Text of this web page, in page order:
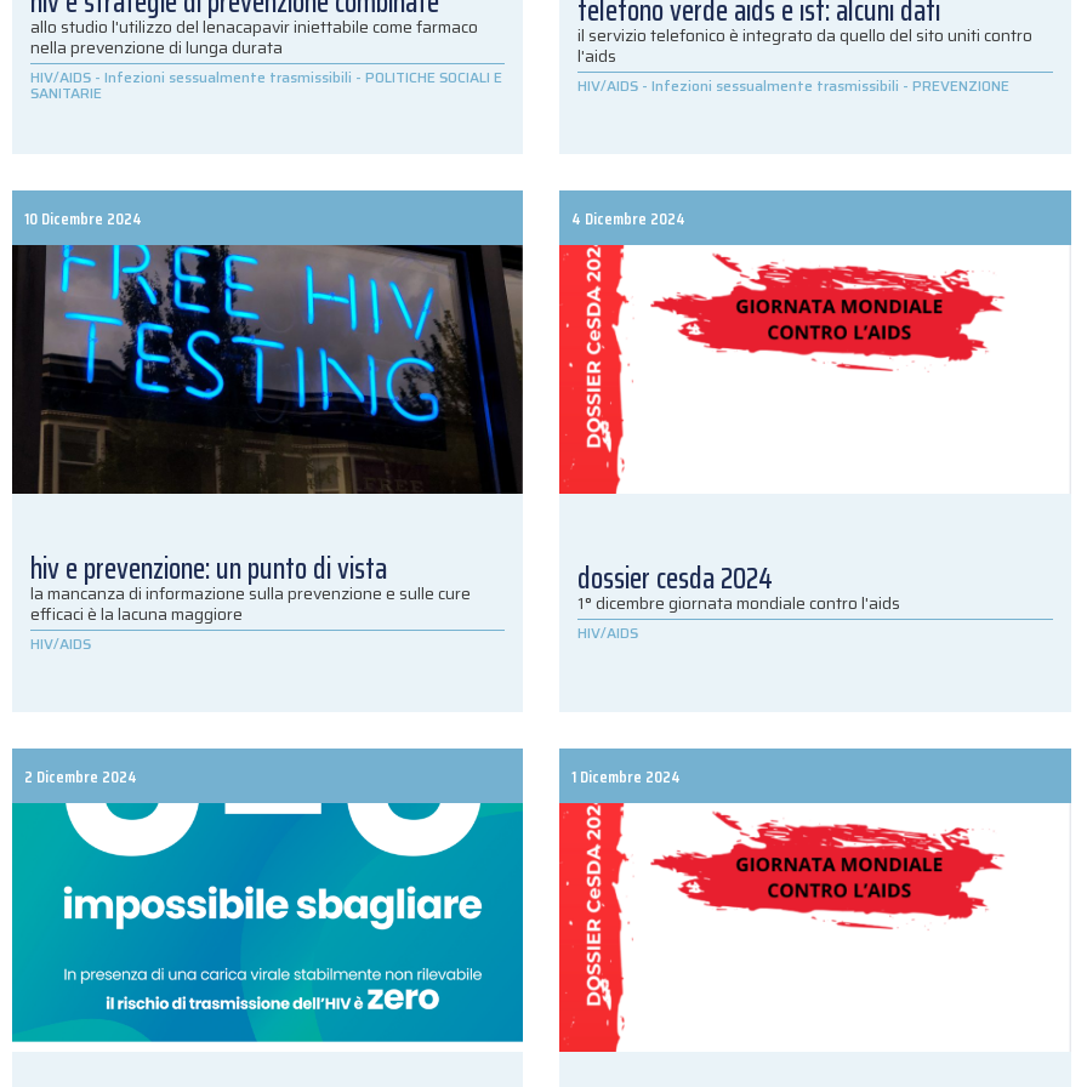
allo studio l'utilizzo del lenacapavir iniettabile come farmaco
nella prevenzione di lunga durata
HIV/AIDS - Infezioni sessualmente trasmissibili - POLITICHE SOCIALI E
SANITARIE
telefono verde aids e ist: alcuni dati
il servizio telefonico è integrato da quello del sito uniti contro
l'aids
HIV/AIDS -Infezioni sessualmente trasmissibili -PREVENZIONE
10 Dicembre 2024
hiv e prevenzione: un punto di vista
la mancanza di informazione sulla prevenzione e sulle cure
efficaci è la lacuna maggiore
HIV/AIDS
4 Dicembre 2024
dossier cesda 2024
1° dicembre giornata mondiale contro l'aids
HIV/AIDS
2 Dicembre 2024 1 Dicembre 2024